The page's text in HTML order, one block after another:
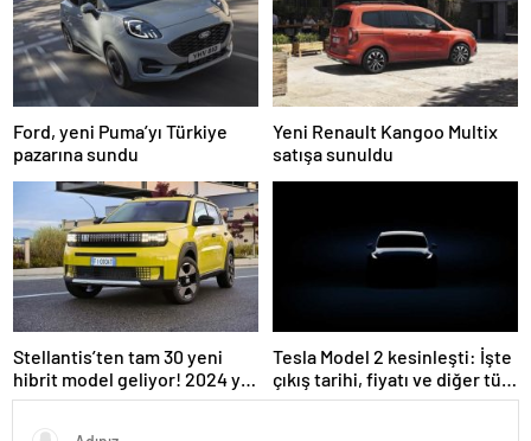
Ford, yeni Puma’yı Türkiye
pazarına sundu
Yeni Renault Kangoo Multix
satışa sunuldu
Stellantis’ten tam 30 yeni
hibrit model geliyor! 2024 yılı
bitmeden satışa sunulacak…
Tesla Model 2 kesinleşti: İşte
çıkış tarihi, fiyatı ve diğer tüm
ayrıntılar…